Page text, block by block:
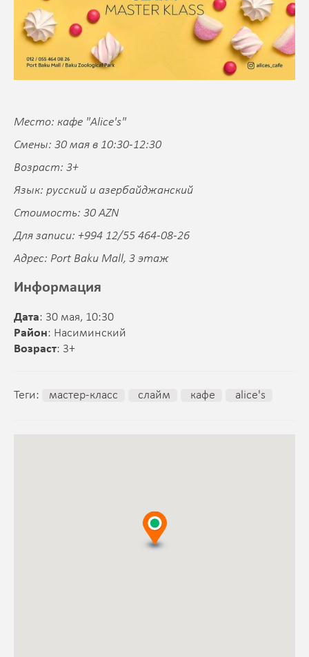
Место: кафе "Alice's"
Смены: 30 мая в 10:30-12:30
Возраст: 3+
Язык: русский и азербайджанский
Стоимость: 30 AZN
Для записи: +994 12/55 464-08-26
Адрес: Port Baku Mall, 3 этаж
Информация
Дата: 30 мая, 10:30
Район: Насиминский
Возраст: 3+
Теги: мастер-класс слайм кафе alice's